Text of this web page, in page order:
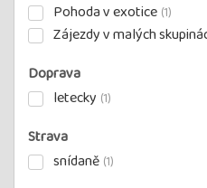
Pohoda v exotice (1)
Zájezdy v malých
Doprava
letecky (1)
Strava
snídaně (1)